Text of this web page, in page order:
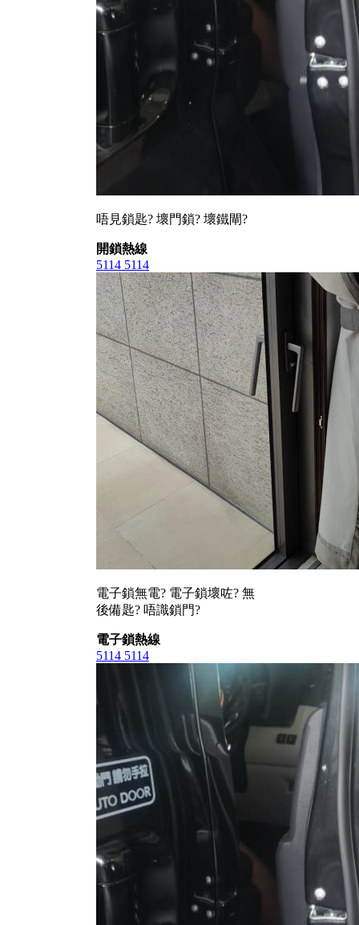
唔見鎖匙? 壞門鎖? 壞鐵閘?
開鎖熱線
5114 5114
電子鎖無電? 電子鎖壞咗? 無
後備匙? 唔識鎖門?
電子鎖熱線
5114 5114